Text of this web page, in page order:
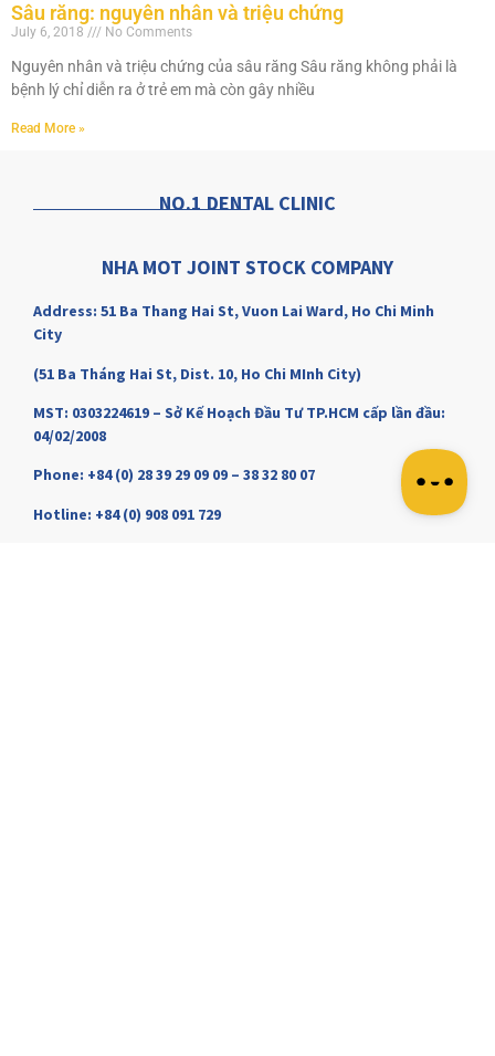
Sâu răng: nguyên nhân và triệu chứng
July 6, 2018 No Comments
Nguyên nhân và triệu chứng của sâu răng Sâu răng không phải là
bệnh lý chỉ diễn ra ở trẻ em mà còn gây nhiều
Read More »
NO.1 DENTAL CLINIC
NHA MOT JOINT STOCK COMPANY
Address: 51 Ba Thang Hai St, Vuon Lai Ward, Ho Chi Minh
City
(51 Ba Tháng Hai St, Dist. 10, Ho Chi MInh City)
MST: 0303224619 – Sở Kế Hoạch Đầu Tư TP.HCM cấp lần đầu:
04/02/2008
Phone: +84 (0) 28 39 29 09 09 – 38 32 80 07
Hotline: +84 (0) 908 091 729